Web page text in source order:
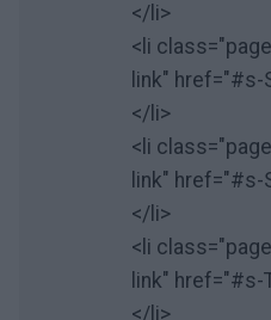
</li>
<li
link"
</li>
<li
link" href="#s-
</li>
<li
link"
</li>